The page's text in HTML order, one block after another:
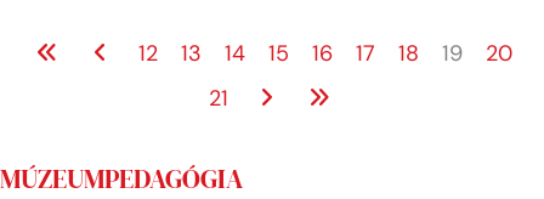
12 13 14 15 16 17 18 19
20
21
MÚZEUMPEDAGÓGIA